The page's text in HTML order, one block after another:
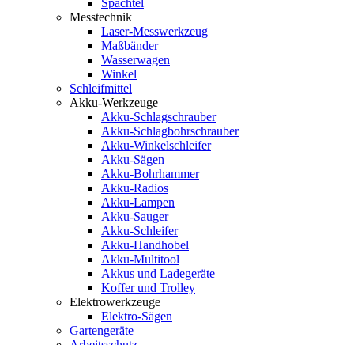
Spachtel
Messtechnik
Laser-Messwerkzeug
Maßbänder
Wasserwagen
Winkel
Schleifmittel
Akku-Werkzeuge
Akku-Schlagschrauber
Akku-Schlagbohrschrauber
Akku-Winkelschleifer
Akku-Sägen
Akku-Bohrhammer
Akku-Radios
Akku-Lampen
Akku-Sauger
Akku-Schleifer
Akku-Handhobel
Akku-Multitool
Akkus und Ladegeräte
Koffer und Trolley
Elektrowerkzeuge
Elektro-Sägen
Gartengeräte